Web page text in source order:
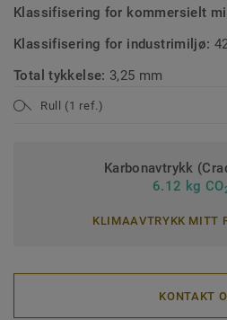
Klassifisering for kommersielt
Klassifisering for industrimiljø:
Total tykkelse: 3,25 mm
Rull (1 ref.)
Karbonavtrykk
6.12 kg CO
KLIMAAVTRYKK MITT
KONTAKT